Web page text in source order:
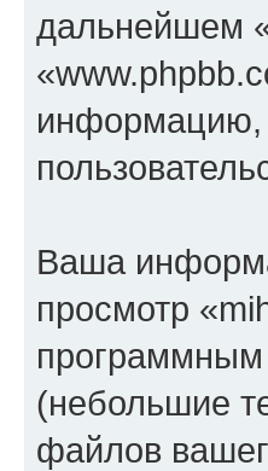
дальнейшем
информацию,
Ваша
просмотр
программным
(небольшие
файлов